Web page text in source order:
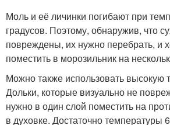
Моль и её личинки погибают при
градусов. Поэтому, обнаружив, что
повреждены, их нужно перебрать, и
поместить в морозильник на
Можно также использовать высокую
Дольки, которые визуально не
нужно в один слой поместить на
в духовке. Достаточно температуры